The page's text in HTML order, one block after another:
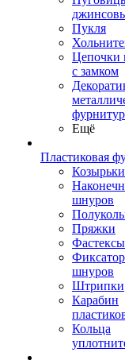
Пукля
Цепочки
с замком
Ещё
Пластиковая
Козырьки
шнуров
Пряжки
Фастексы
шнуров
Штрипки
Карабин
Кольца